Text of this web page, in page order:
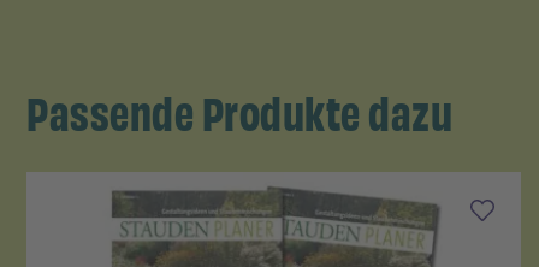
Passende Produkte dazu